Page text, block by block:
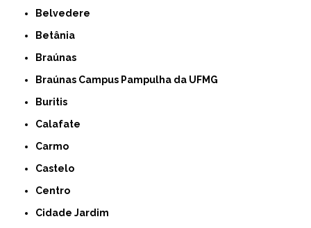
Belvedere
Betânia
Braúnas
Braúnas Campus Pampulha da UFMG
Buritis
Calafate
Carmo
Castelo
Centro
Cidade Jardim